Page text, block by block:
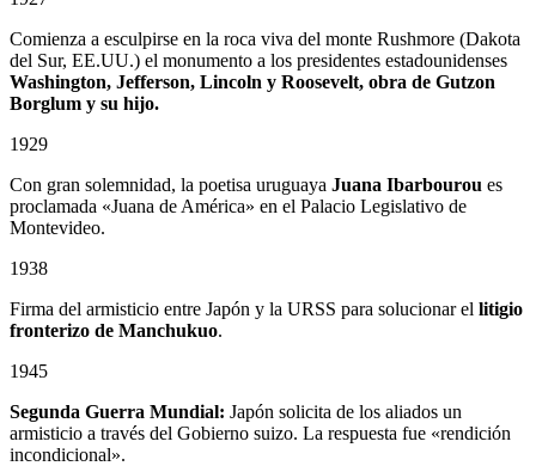
Comienza a esculpirse en la roca viva del monte Rushmore (Dakota
del Sur, EE.UU.) el monumento a los presidentes estadounidenses
Washington, Jefferson, Lincoln y Roosevelt, obra de Gutzon
Borglum y su hijo.
1929
Con gran solemnidad, la poetisa uruguaya Juana Ibarbourou es
proclamada «Juana de América» en el Palacio Legislativo de
Montevideo.
1938
Firma del armisticio entre Japón y la URSS para solucionar el litigio
fronterizo de Manchukuo.
1945
Segunda Guerra Mundial: Japón solicita de los aliados un
armisticio a través del Gobierno suizo. La respuesta fue «rendición
incondicional».